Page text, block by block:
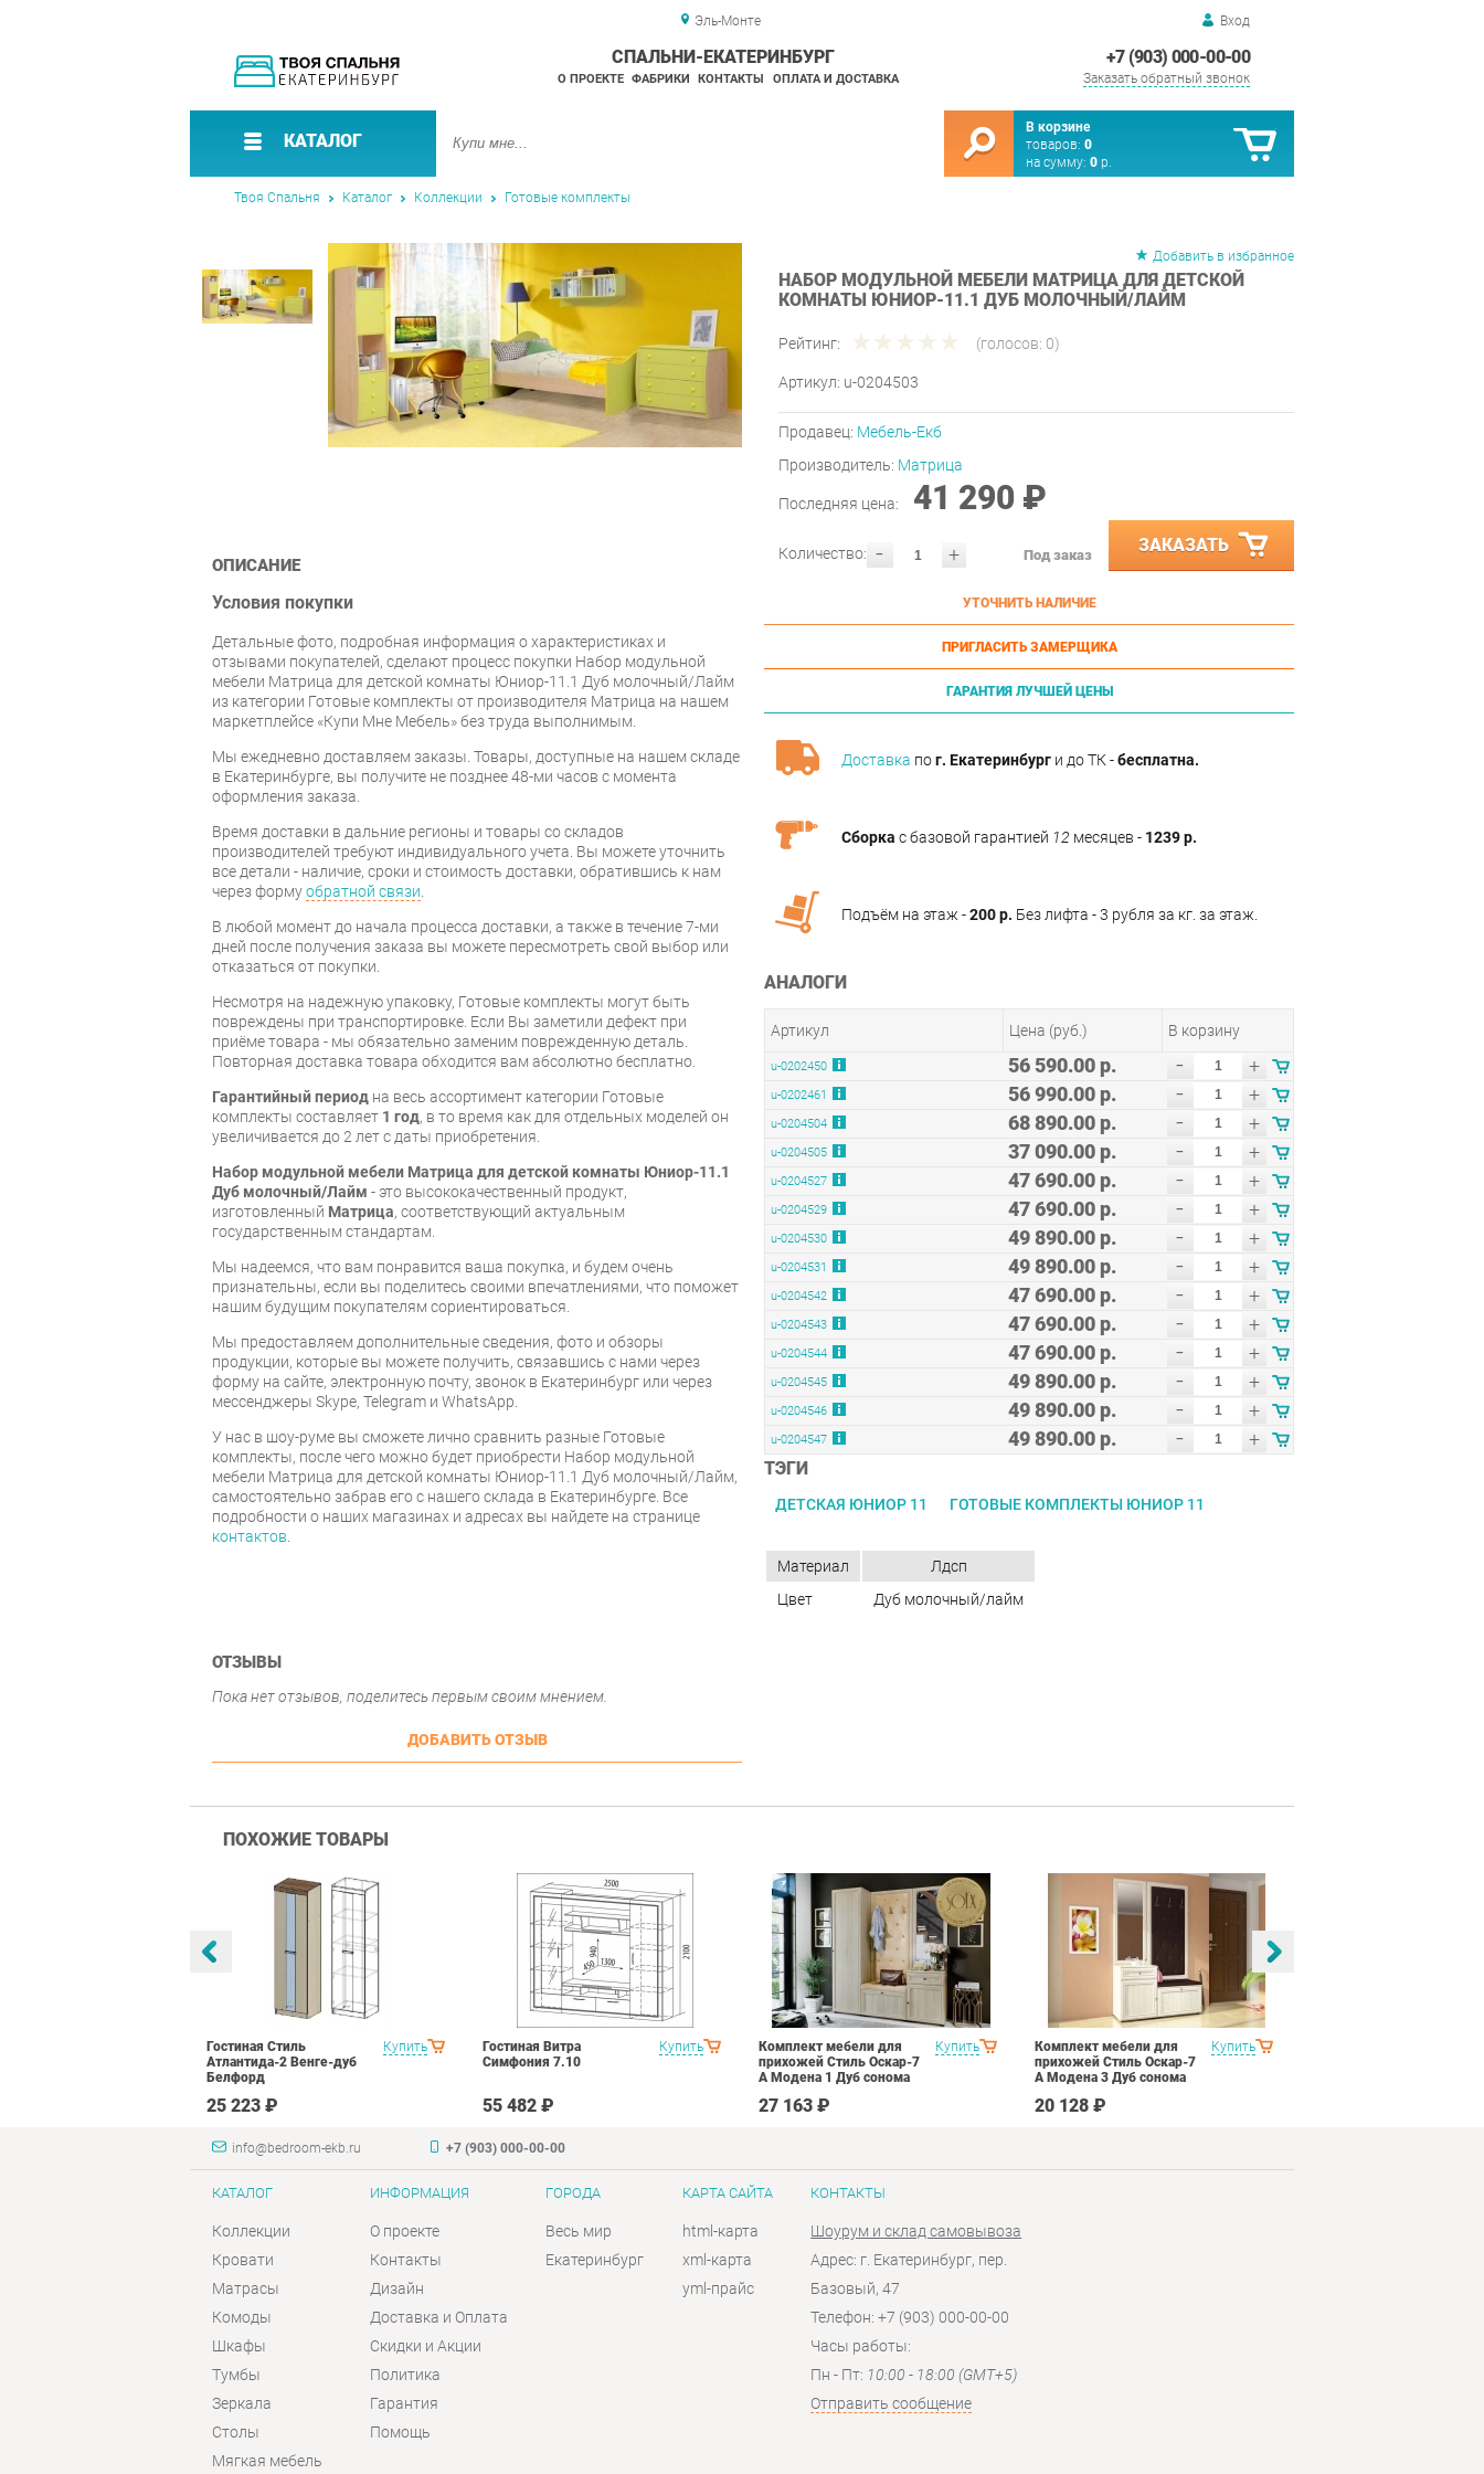
Эль-Монте Вход
+7 (903) 000-00-00
Заказать обратный звонок
СПАЛЬНИ-ЕКАТЕРИНБУРГ
О ПРОЕКТЕ ФАБРИКИ КОНТАКТЫ ОПЛАТА И ДОСТАВКА
КАТАЛОГ
В корзине
товаров: 0
на сумму: 0 р.
Твоя Спальня Каталог Коллекции Готовые комплекты
Добавить в избранное
НАБОР МОДУЛЬНОЙ МЕБЕЛИ МАТРИЦА ДЛЯ ДЕТСКОЙ
КОМНАТЫ ЮНИОР-11.1 ДУБ МОЛОЧНЫЙ/ЛАЙМ
Рейтинг: (голосов: 0)
Артикул: u-0204503
Продавец: Мебель-Екб
Производитель: Матрица
Последняя цена: 41 290 ₽
- +
Количество: Под заказ ЗАКАЗАТЬ
УТОЧНИТЬ НАЛИЧИЕ
ПРИГЛАСИТЬ ЗАМЕРЩИКА
ГАРАНТИЯ ЛУЧШЕЙ ЦЕНЫ
Доставка пог. Екатеринбург и до ТК -бесплатна.
Сборка с базовой гарантией 12 месяцев - 1239 р.
Подъём на этаж -200 р. Без лифта - 3 рубля за кг. за этаж.
АНАЛОГИ
Артикул Цена (руб.) В корзину
u-0202450 56 590.00 р. - +
u-0202461 56 990.00 р. - +
u-0204504 68 890.00 р. - +
u-0204505 37 090.00 р. - +
u-0204527 47 690.00 р. - +
u-0204529 47 690.00 р. - +
u-0204530 49 890.00 р. - +
u-0204531 49 890.00 р. - +
u-0204542 47 690.00 р. - +
u-0204543 47 690.00 р. - +
u-0204544 47 690.00 р. - +
u-0204545 49 890.00 р. - +
u-0204546 49 890.00 р. - +
u-0204547 49 890.00 р. - +
ТЭГИ
ДЕТСКАЯ ЮНИОР 11 ГОТОВЫЕ КОМПЛЕКТЫ ЮНИОР 11
ОПИСАНИЕ
Условия покупки
Детальные фото, подробная информация о характеристиках и
отзывами покупателей, сделают процесс покупки Набор модульной
мебели Матрица для детской комнаты Юниор-11.1 Дуб молочный/Лайм
из категории Готовые комплекты от производителя Матрица на нашем
маркетплейсе «Купи Мне Мебель» без труда выполнимым.
Мы ежедневно доставляем заказы. Товары, доступные на нашем складе
в Екатеринбурге, вы получите не позднее 48-ми часов с момента
оформления заказа.
Время доставки в дальние регионы и товары со складов
производителей требуют индивидуального учета. Вы можете уточнить
все детали - наличие, сроки и стоимость доставки, обратившись к нам
через формуобратной связи
В любой момент до начала процесса доставки, а также в течение 7-ми
дней после получения заказа вы можете пересмотреть свой выбор или
отказаться от покупки.
Несмотря на надежную упаковку, Готовые комплекты могут быть
повреждены при транспортировке. Если Вы заметили дефект при
приёме товара - мы обязательно заменим поврежденную деталь.
Повторная доставка товара обходится вам абсолютно бесплатно.
Гарантийный период на весь ассортимент категории Готовые
комплекты составляет 1 год, в то время как для отдельных моделей он
увеличивается до 2 лет с даты приобретения.
Набор модульной мебели Матрица для детской комнаты Юниор-11.1
Дуб молочный/Лайм - это высококачественный продукт,
изготовленный Матрица, соответствующий актуальным
государственным стандартам.
Мы надеемся, что вам понравится ваша покупка, и будем очень
признательны, если вы поделитесь своими впечатлениями, что поможет
нашим будущим покупателям сориентироваться.
Мы предоставляем дополнительные сведения, фото и обзоры
продукции, которые вы можете получить, связавшись с нами через
форму на сайте, электронную почту, звонок в Екатеринбург или через
мессенджеры Skype, Telegram и WhatsApp.
У нас в шоу-руме вы сможете лично сравнить разные Готовые
комплекты, после чего можно будет приобрести Набор модульной
мебели Матрица для детской комнаты Юниор-11.1 Дуб молочный/Лайм,
самостоятельно забрав его с нашего склада в Екатеринбурге. Все
подробности о наших магазинах и адресах вы найдете на странице
контактов
Материал
Лдсп
Цвет
Дуб молочный/лайм
ОТЗЫВЫ
Пока нет отзывов, поделитесь первым своим мнением.
ДОБАВИТЬ ОТЗЫВ
ПОХОЖИЕ ТОВАРЫ
Купить
Гостиная Стиль
Атлантида-2 Венге-дуб
Белфорд
25 223 ₽
Купить
Гостиная Витра
Симфония 7.10
55 482 ₽
Купить
Комплект мебели для
прихожей Стиль Оскар-7
А Модена 1 Дуб сонома
27 163 ₽
Купить
Комплект мебели для
прихожей Стиль Оскар-7
А Модена 3 Дуб сонома
20 128 ₽
info@bedroom-ekb.ru +7 (903) 000-00-00
КАТАЛОГ
Коллекции
Кровати
Матрасы
Комоды
Шкафы
Тумбы
Зеркала
Столы
Мягкая мебель
ИНФОРМАЦИЯ
О проекте
Контакты
Дизайн
Доставка и Оплата
Скидки и Акции
Политика
Гарантия
Помощь
ГОРОДА
Весь мир
Екатеринбург
КАРТА САЙТА
html-карта
xml-карта
yml-прайс
КОНТАКТЫ
Шоурум и склад самовывоза
Адрес: г. Екатеринбург, пер.
Базовый, 47
Телефон: +7 (903) 000-00-00
Часы работы:
Пн - Пт: 10:00 - 18:00 (GMT+5)
Отправить сообщение